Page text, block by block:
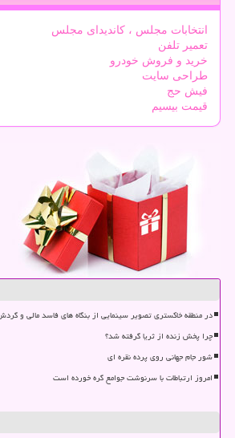
انتخابات مجلس ، کاندیدای مجلس
تعمیر تلفن
خرید و فروش خودرو
طراحی سایت
فیش حج
قیمت بیسیم
در منطقه خاکستری تصویر سینمایی از بنگاه های فاسد مالی و
چرا پخش زنده از ثریا گرفته شد؟
شور جام جهانی روی پرده نقره ای
امروز ارتباطات با سرنوشت جوامع گره خورده است